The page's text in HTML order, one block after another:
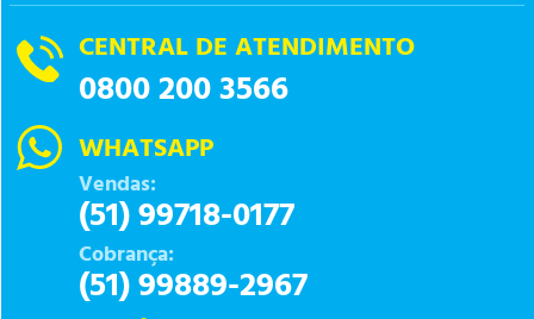
CENTRAL DE ATENDIMENTO
0800 200 3566
WHATSAPP
Vendas:
(51) 99718-0177
Cobrança:
(51) 99889-2967